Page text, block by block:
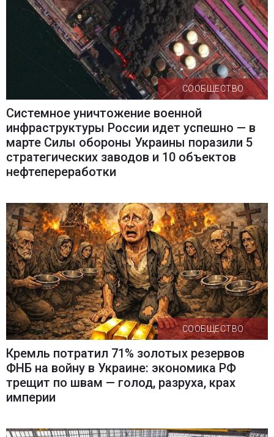
СООБЩЕСТВО
Системное уничтожение военной
инфраструктуры России идет успешно — в
марте Силы обороны Украины поразили 5
стратегических заводов и 10 объектов
нефтепереработки
СООБЩЕСТВО
Кремль потратил 71% золотых резервов
ФНБ на войну в Украине: экономика РФ
трещит по швам — голод, разруха, крах
империи